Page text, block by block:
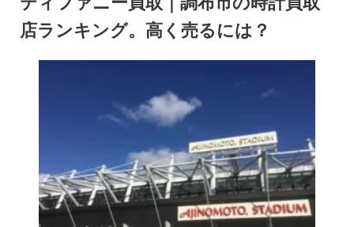
店ランキング。高く売るには？